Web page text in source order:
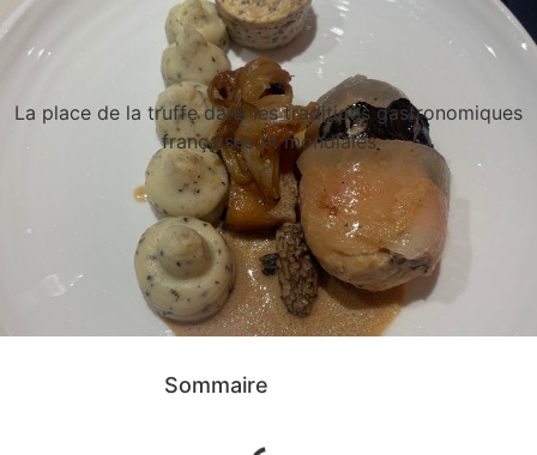
La place de la truffe dans les traditions gastronomiques
françaises et mondiales
Sommaire